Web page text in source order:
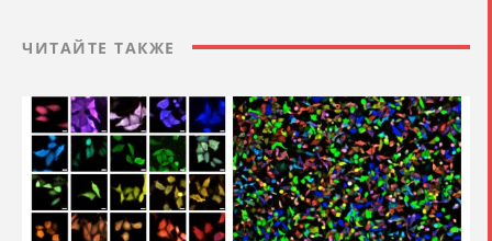
ЧИТАЙТЕ ТАКЖЕ